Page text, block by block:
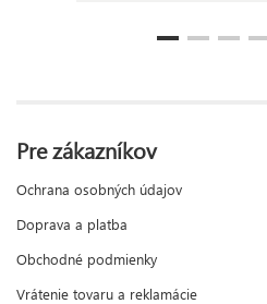
Pre zákazníkov
Ochrana osobných údajov
Doprava a platba
Obchodné podmienky
Vrátenie tovaru a reklamácie